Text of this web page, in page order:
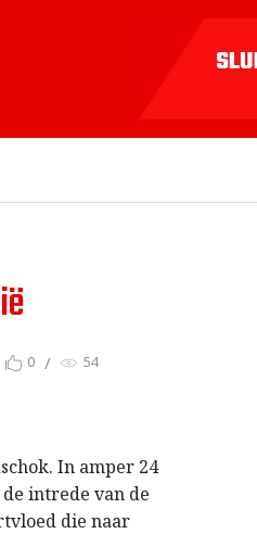
0 54
In amper 24
intrede van de
die naar